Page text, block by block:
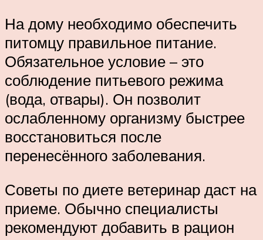
На дому необходимо обеспечить
питомцу правильное питание.
Обязательное условие – это
соблюдение питьевого режима
(вода, отвары). Он позволит
ослабленному организму быстрее
восстановиться после
перенесённого заболевания.
Советы по диете ветеринар даст на
приеме. Обычно специалисты
рекомендуют добавить в рацион